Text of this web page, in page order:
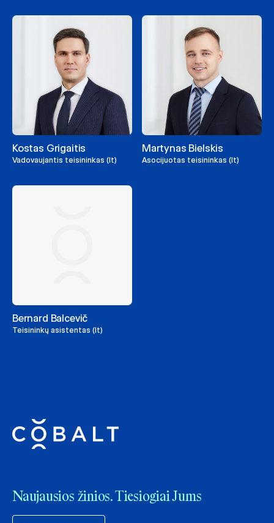
Kostas Grigaitis
Vadovaujantis teisininkas (lt)
Martynas Bielskis
Asocijuotas teisininkas (lt)
Bernard Balcevič
Teisininkų asistentas (lt)
Naujausios žinios. Tiesiogiai Jums